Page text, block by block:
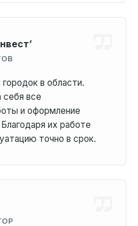
в области.
себя все
и оформление
их работе
точно в срок.